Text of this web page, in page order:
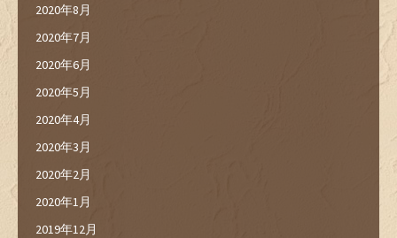
2020年8月
2020年7月
2020年6月
2020年5月
2020年4月
2020年3月
2020年2月
2020年1月
2019年12月